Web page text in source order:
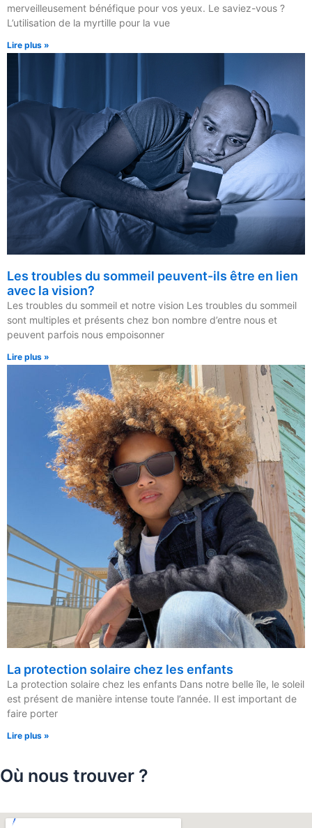
merveilleusement bénéfique pour vos yeux. Le saviez-vous ?
L’utilisation de la myrtille pour la vue
Lire plus »
Les troubles du sommeil peuvent-ils être en lien
avec la vision?
Les troubles du sommeil et notre vision Les troubles du sommeil
sont multiples et présents chez bon nombre d’entre nous et
peuvent parfois nous empoisonner
Lire plus »
La protection solaire chez les enfants
La protection solaire chez les enfants Dans notre belle île, le soleil
est présent de manière intense toute l’année. Il est important de
faire porter
Lire plus »
Où nous trouver ?